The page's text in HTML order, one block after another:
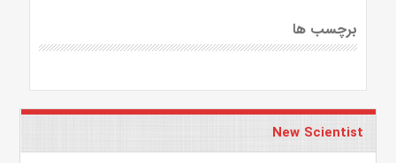
برچسب ها
New Scientist